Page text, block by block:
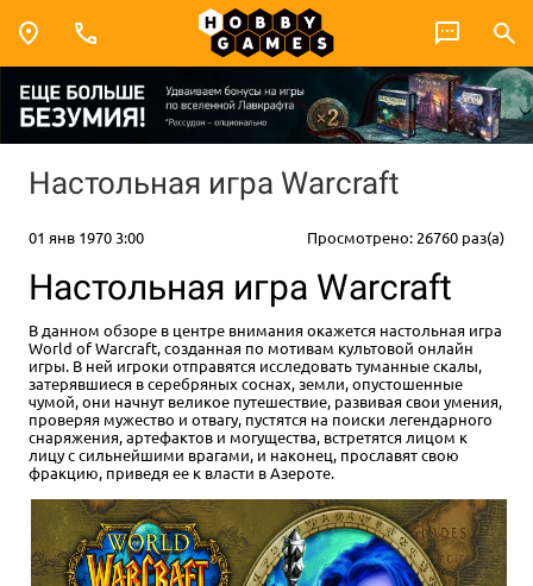
Настольная игра Warcraft
01 янв 1970 3:00 Просмотрено: 26760 раз(а)
Настольная игра Warcraft
В данном обзоре в центре внимания окажется настольная игра
World of Warcraft, созданная по мотивам культовой онлайн
игры. В ней игроки отправятся исследовать туманные скалы,
затерявшиеся в серебряных соснах, земли, опустошенные
чумой, они начнут великое путешествие, развивая свои умения,
проверяя мужество и отвагу, пустятся на поиски легендарного
снаряжения, артефактов и могущества, встретятся лицом к
лицу с сильнейшими врагами, и наконец, прославят свою
фракцию, приведя ее к власти в Азероте.